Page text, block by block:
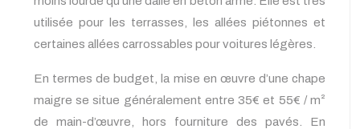
utilisée pour les terrasses, les allées piétonnes et
certaines allées carrossables pour voitures légères.
En termes de budget, la mise en œuvre d’une chape
maigre se situe généralement entre 35€ et 55€ / m²
de main-d’œuvre, hors fourniture des pavés. En